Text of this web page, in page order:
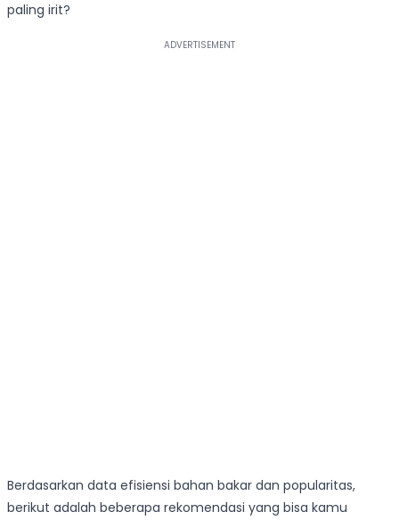
paling irit?
Berdasarkan data efisiensi bahan bakar dan popularitas,
berikut adalah beberapa rekomendasi yang bisa kamu